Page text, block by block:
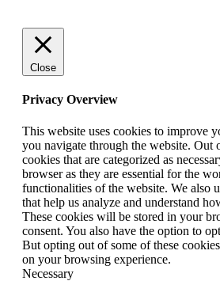
Close
Privacy Overview
This website uses cookies to improve
you navigate through the website. Out
cookies that are categorized as
browser as they are essential for the
functionalities of the website. We also
that help us analyze and understand
These cookies will be stored in your
consent. You also have the option to
But opting out of some of these
on your browsing experience.
Necessary